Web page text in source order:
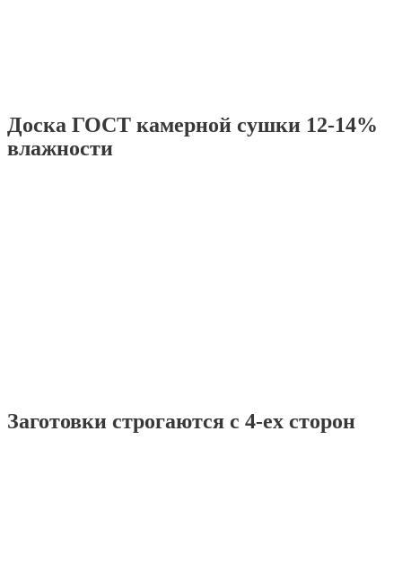
Доска ГОСТ камерной сушки 12-14%
влажности
Заготовки строгаются с 4-ех сторон